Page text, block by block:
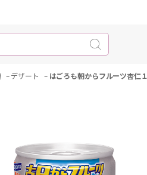
- デザート - はごろも朝からフルーツ杏仁